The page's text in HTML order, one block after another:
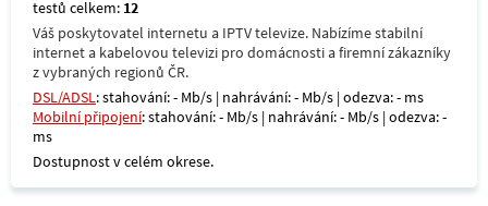
testů celkem: 12
Váš poskytovatel internetu a IPTV televize. Nabízíme stabilní
internet a kabelovou televizi pro domácnosti a firemní zákazníky
z vybraných regionů ČR.
DSL/ADSL: stahování: - Mb/s | nahrávání: - Mb/s | odezva: - ms
Mobilní připojení: stahování: - Mb/s | nahrávání: - Mb/s | odezva: -
ms
Dostupnost v celém okrese.